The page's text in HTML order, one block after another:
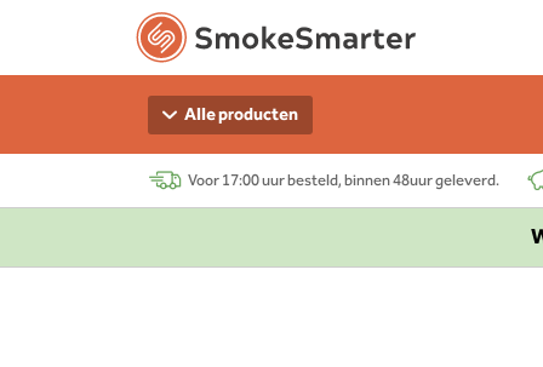
Alle producten
Voor 17:00 uur besteld, binnen 48uur geleverd.